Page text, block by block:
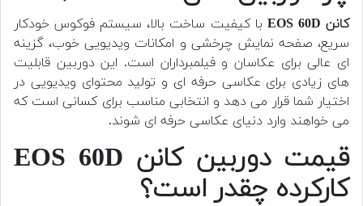
کانن EOS 60D
با کیفیت ساخت بالا، سیستم فوکوس خودکار
سریع، صفحه نمایش چرخشی و امکانات ویدیویی خوب، گزینه
ای عالی برای عکاسان و فیلمبرداران است. این دوربین قابلیت
های زیادی برای عکاسی حرفه ای و تولید محتوای ویدیویی در
اختیار شما قرار می دهد و انتخابی مناسب برای کسانی است که
می خواهند وارد دنیای عکاسی حرفه ای شوند.
قیمت دوربین کانن EOS 60D
کارکرده چقدر است؟